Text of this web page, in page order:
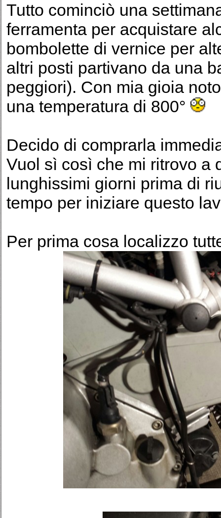
Tutto cominciò una
ferramenta per acquistare
bombolette di vernice per
altri posti partivano da una
peggiori). Con mia gioia
una temperatura di 800°
Decido di comprarla
Vuol sì così che mi ritrovo a
lunghissimi giorni prima di
tempo per iniziare questo
Per prima cosa localizzo